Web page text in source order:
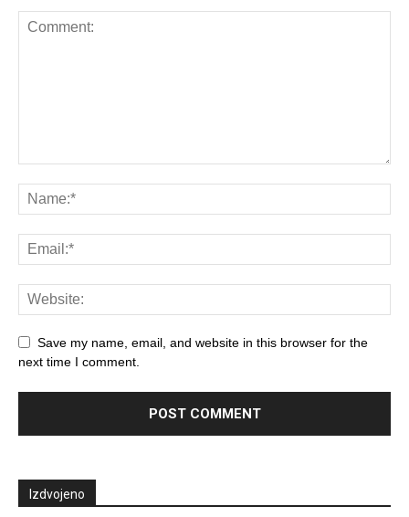
Save my name, email, and website in this browser for the
next time I comment.
Izdvojeno